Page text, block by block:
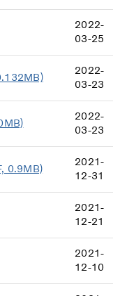
2022-
03-25
2022-
03-23
2022-
03-23
0.9MB)
2021-
12-31
2021-
12-21
2021-
12-10